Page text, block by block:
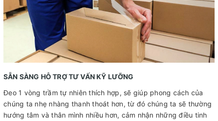
SẴN SÀNG HỖ TRỢ TƯ VẤN KỸ LƯỠNG
Đeo 1 vòng trầm tự nhiên thích hợp, sẽ giúp phong cách của
chúng ta nhẹ nhàng thanh thoát hơn, từ đó chúng ta sẽ thường
hướng tâm và thân mình nhiều hơn, cảm nhận những điều tinh